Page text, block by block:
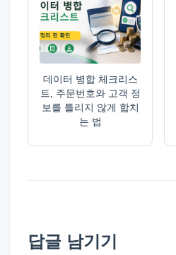
데이터 병합 체크리스
트, 주문번호와 고객 정
보를 틀리지 않게 합치
는 법
답글 남기기